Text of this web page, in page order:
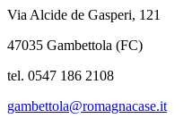
Via Alcide de Gasperi, 121
47035 Gambettola (FC)
tel. 0547 186 2108
gambettola@romagnacase.it